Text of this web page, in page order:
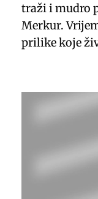
traži i mudro
Merkur.
prilike koje